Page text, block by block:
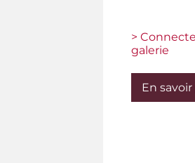
>
galerie
En